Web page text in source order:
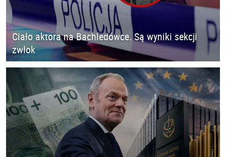
Ciało aktora na Bachledówce. Są wyniki sekcji
zwłok